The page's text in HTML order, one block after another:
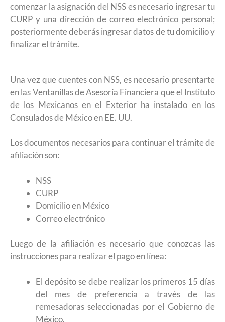
comenzar la asignación del NSS es necesario ingresar tu
CURP y una dirección de correo electrónico personal;
posteriormente deberás ingresar datos de tu domicilio y
finalizar el trámite.
Una vez que cuentes con NSS, es necesario presentarte
en las Ventanillas de Asesoría Financiera que el Instituto
de los Mexicanos en el Exterior ha instalado en los
Consulados de México en EE. UU.
Los documentos necesarios para continuar el trámite de
afiliación son:
NSS
CURP
Domicilio en México
Correo electrónico
Luego de la afiliación es necesario que conozcas las
instrucciones para realizar el pago en línea:
El depósito se debe realizar los primeros 15 días
del mes de preferencia a través de las
remesadoras seleccionadas por el Gobierno de
México.